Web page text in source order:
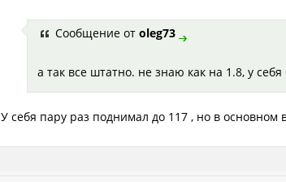
Сообщение от oleg73
а так все штатно. не знаю как на 1.8, у
У себя пару раз поднимал до 117 , но в основном